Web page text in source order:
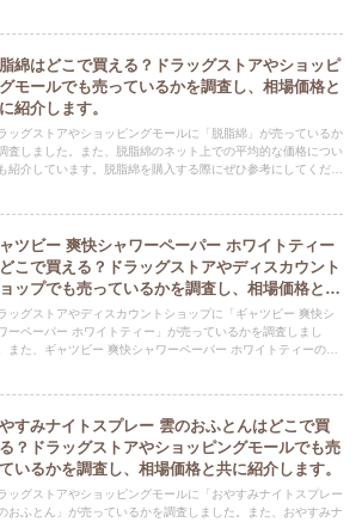
綿はどこで買える？ドラッグストアやショッピ
モールでも売っているかを調査し、相場価格と
紹介します。
ラッグストアやショッピングモールに「脱脂綿」が売っているか
査しました。また、脱脂綿のネット上での平均的な価格につい
紹介しています。脱脂綿を購入する際にぜひ参考にしてくださ
ツビー 爽快シャワーペーパー ホワイトティー
こで買える？ドラッグストアやディスカウント
ップでも売っているかを調査し、相場価格と共
紹介します。
ラッグストアやディスカウントショップに「ギャツビー 爽快シ
ーペーパー ホワイトティー」が売っているかを調査しまし
また、ギャツビー 爽快シャワーペーパー ホワイトティーのネ
すみナイトスプレー 雲のおふとんはどこで買
？ドラッグストアやショッピングモールでも売
いるかを調査し、相場価格と共に紹介します。
ッグストアやショッピングモールに「おやすみナイトスプレー
おふとん」が売っているかを調査しました。また、おやすみナ